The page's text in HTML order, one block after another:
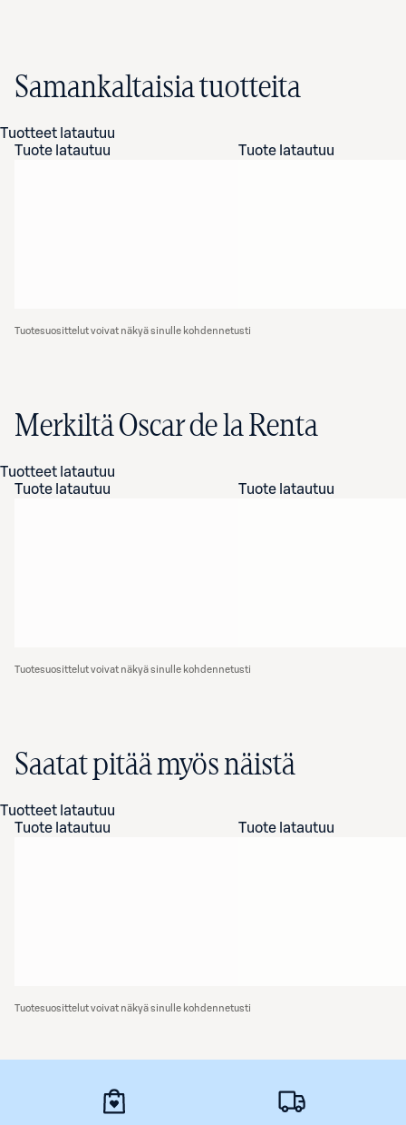
Samankaltaisia tuotteita
Tuotteet latautuu
Tuote latautuu
Tuote latautuu
Tuotesuosittelut voivat näkyä sinulle kohdennetusti
Merkiltä Oscar de la Renta
Tuotteet latautuu
Tuote latautuu
Tuote latautuu
Tuotesuosittelut voivat näkyä sinulle kohdennetusti
Saatat pitää myös näistä
Tuotteet latautuu
Tuote latautuu
Tuote latautuu
Tuotesuosittelut voivat näkyä sinulle kohdennetusti